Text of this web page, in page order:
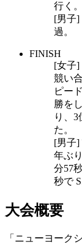
行く。
[男子]
過。
FINISH
[女子]
競い
ピー
勝を
り、3
た。
[男子]
年ぶ
分57
秒で
大会概要
「ニューヨーク